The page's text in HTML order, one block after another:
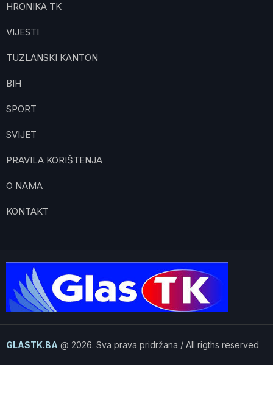
HRONIKA TK
VIJESTI
TUZLANSKI KANTON
BIH
SPORT
SVIJET
PRAVILA KORIŠTENJA
O NAMA
KONTAKT
GLASTK.BA @ 2026. Sva prava pridržana / All rigths reserved